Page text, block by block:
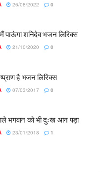
26/08/2022 0
पाऊंगा शनिदेव भजन लिरिक्स
21/10/2020 0
है भजन लिरिक्स
07/03/2017 0
भगवान को भी दुःख आन पड़ा
23/01/2018 1